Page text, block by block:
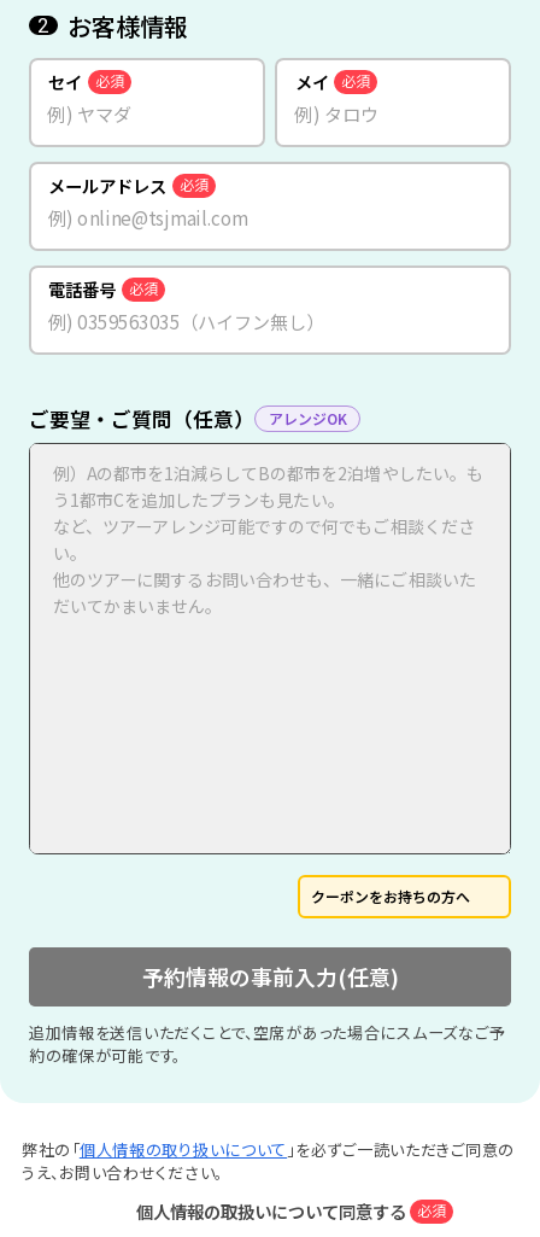
2 お客様情報
セイ 必須 メイ 必須
メールアドレス 必須
電話番号 必須
ご要望・ご質問（任意） アレンジOK
クーポンをお持ちの方へ
予約情報の事前入力(任意)
追加情報を送信いただくことで、空席があった場合にスムーズなご予
約の確保が可能です。
弊社の「個人情報の取り扱いについて 」を必ずご一読いただきご同意の
うえ、お問い合わせください。
個人情報の取扱いについて同意する 必須